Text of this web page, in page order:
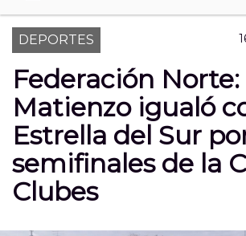
DEPORTES
Federación Norte:
Matienzo igualó
Estrella del Sur
semifinales de la
Clubes